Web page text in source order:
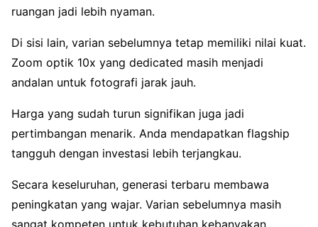
ruangan jadi lebih nyaman.
Di sisi lain, varian sebelumnya tetap memiliki nilai kuat.
Zoom optik 10x yang dedicated masih menjadi
andalan untuk fotografi jarak jauh.
Harga yang sudah turun signifikan juga jadi
pertimbangan menarik. Anda mendapatkan flagship
tangguh dengan investasi lebih terjangkau.
Secara keseluruhan, generasi terbaru membawa
peningkatan yang wajar. Varian sebelumnya masih